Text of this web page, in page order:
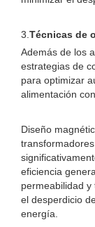
3. Técnicas de
Además de los
estrategias de
para optimizar
alimentación
Diseño
eficiencia
permeabilidad
el desperdicio
energía.